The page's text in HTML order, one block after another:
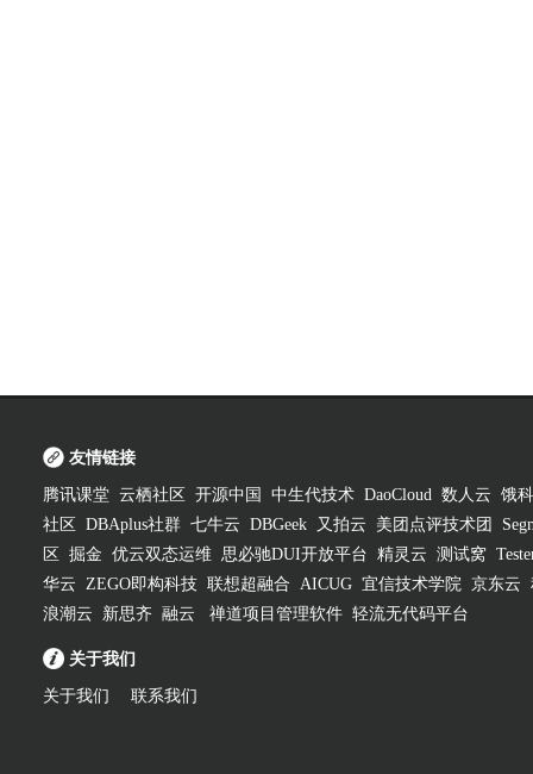
友情链接
腾讯课堂 云栖社区 开源中国 中生代技术 DaoCloud 数人云 饿
社区
DBAplus社群 七牛云 DBGeek 又拍云 美团点评技术团
区
掘金 优云双态运维 思必驰DUI开放平台 精灵云 测试窝
华云 ZEGO即构科技 联想超融合 AICUG 宜信技术学院 京东云
浪潮云
新思齐 融云 禅道项目管理软件 轻流无代码平台
关于我们
关于我们 联系我们